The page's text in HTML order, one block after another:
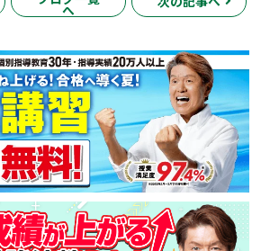
へ